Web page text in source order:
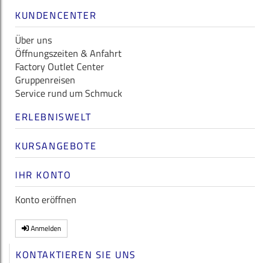
KUNDENCENTER
Über uns
Öffnungszeiten & Anfahrt
Factory Outlet Center
Gruppenreisen
Service rund um Schmuck
ERLEBNISWELT
KURSANGEBOTE
IHR KONTO
Konto eröffnen
Anmelden
KONTAKTIEREN SIE UNS